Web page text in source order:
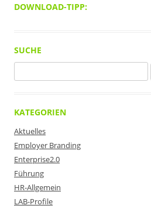
DOWNLOAD-TIPP:
SUCHE
nach:
KATEGORIEN
Aktuelles
Employer Branding
Enterprise2.0
Führung
HR-Allgemein
LAB-Profile